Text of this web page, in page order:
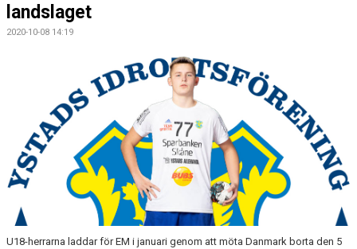
MATCHER
YIF:S NOSTALGOTEK
MEDLEMSKAP
landslaget
2020-10-08 14:19
U18-herrarna laddar för EM i januari genom att möta Danmark borta den 5